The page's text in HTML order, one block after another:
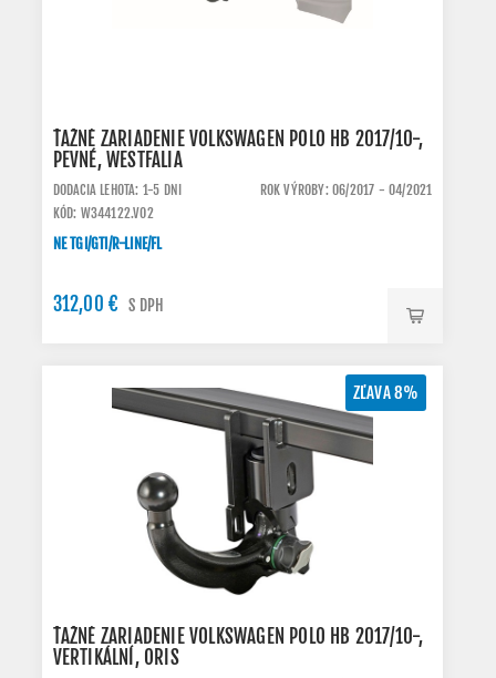
ŤAŽNÉ ZARIADENIE VOLKSWAGEN POLO HB 2017/10-,
PEVNÉ, WESTFALIA
DODACIA LEHOTA: 1-5 DNI
ROK VÝROBY: 06/2017 - 04/2021
KÓD: W344122.VO2
NE TGI/GTI/R-LINE/FL
312,00 € S DPH
ZĽAVA 8%
ŤAŽNÉ ZARIADENIE VOLKSWAGEN POLO HB 2017/10-,
VERTIKÁLNÍ, ORIS